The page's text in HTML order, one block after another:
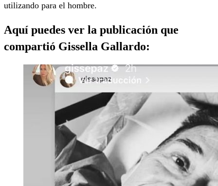
utilizando para el hombre.
Aquí puedes ver la publicación que
compartió Gissella Gallardo: